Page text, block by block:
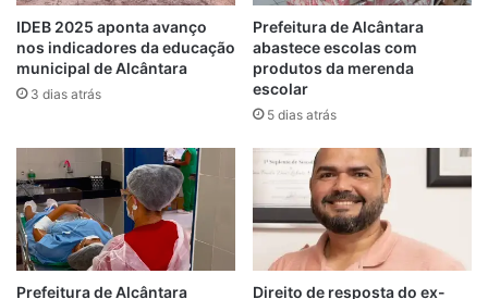
View this post on Instagram
IDEB 2025 aponta avanço
nos indicadores da educação
municipal de Alcântara
3 dias atrás
Prefeitura de Alcântara
abastece escolas com
produtos da merenda
escolar
5 dias atrás
Prefeitura de Alcântara Direito de resposta do ex-